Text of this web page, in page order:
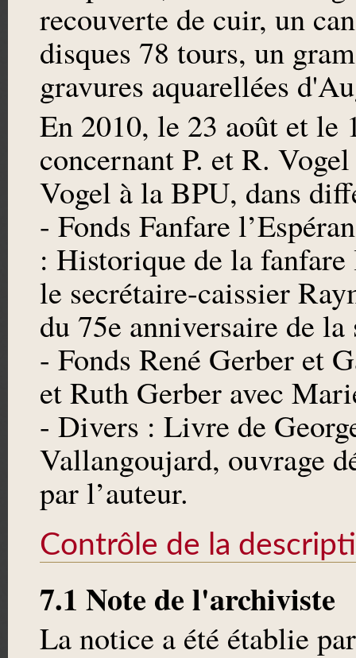
recouverte de cuir, un
disques 78 tours, un
gravures aquarellées
En 2010, le 23 août et le
concernant P. et R.
Vogel à la BPU, dans
- Fonds Fanfare
: Historique de la fanfare
le secrétaire-caissier
du 75e anniversaire de
- Fonds René Gerber et
et Ruth Gerber avec
- Divers : Livre de
Vallangoujard, ouvrage
par l’auteur.
Contrôle de la
7.1 Note de l'archiviste
La notice a été établie